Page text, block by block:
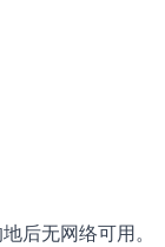
后无网络可用。